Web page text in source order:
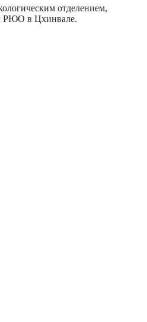
отделением,
РЮО в Цхинвале.